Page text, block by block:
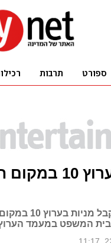
הצעה: מניות מערוץ 10
בית המשפט במעמד